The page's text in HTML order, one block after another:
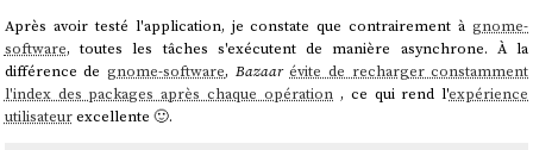
Après avoir testé l'application, je constate que contrairement à gnome-
software, toutes les tâches s'exécutent de manière asynchrone. À la
différence de gnome-software, Bazaar évite de recharger constamment
l'index des packages après chaque opération , ce qui rend l'expérience
utilisateurexcellente 🙂.